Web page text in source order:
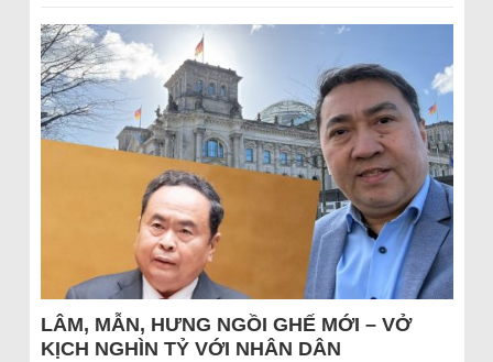
LÂM, MẪN, HƯNG NGỒI GHẾ MỚI – VỞ
KỊCH NGHÌN TỶ VỚI NHÂN DÂN